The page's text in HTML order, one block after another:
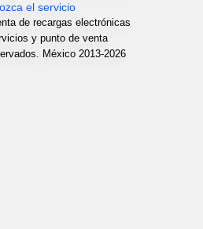
el servicio
de recargas electrónicas
y punto de venta
México 2013-2026